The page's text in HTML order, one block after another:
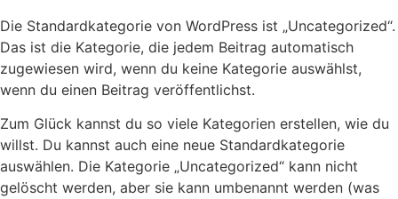
Die Standardkategorie von WordPress ist „Uncategorized“.
Das ist die Kategorie, die jedem Beitrag automatisch
zugewiesen wird, wenn du keine Kategorie auswählst,
wenn du einen Beitrag veröffentlichst.
Zum Glück kannst du so viele Kategorien erstellen, wie du
willst. Du kannst auch eine neue Standardkategorie
auswählen. Die Kategorie „Uncategorized“ kann nicht
gelöscht werden, aber sie kann umbenannt werden (was